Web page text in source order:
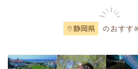
静岡県 のおすす